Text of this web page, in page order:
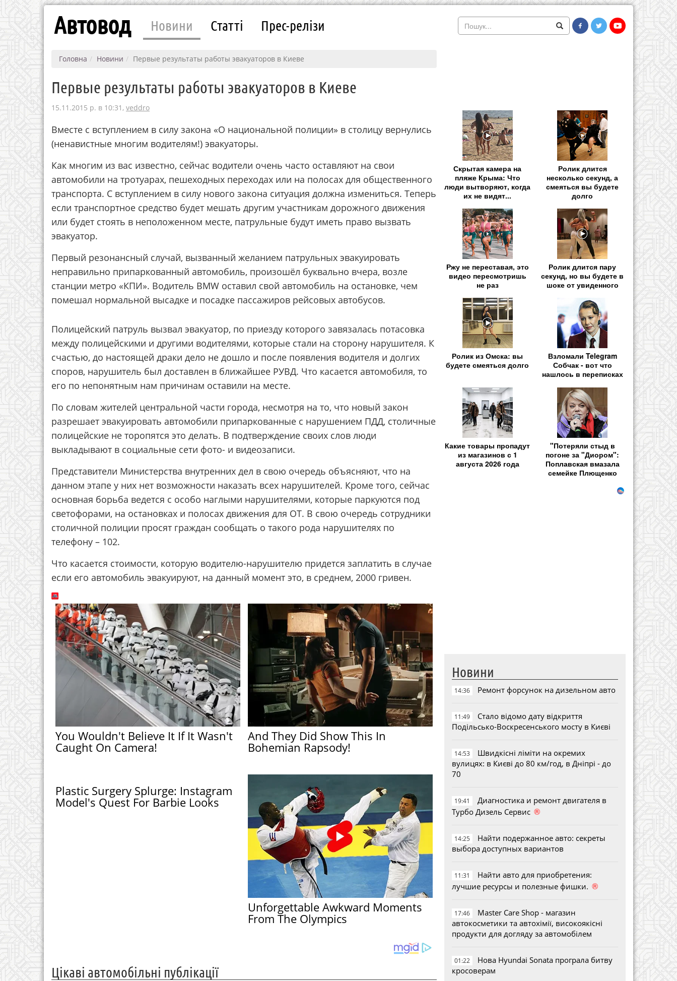
Автовод Новини Статті Прес-релізи
Головна Новини Первые результаты работы эвакуаторов в Киеве
Первые результаты работы эвакуаторов в Киеве
15.11.2015 р. в 10:31, veddro
Вместе с вступлением в силу закона «О национальной полиции» в столицу вернулись
(ненавистные многим водителям!) эвакуаторы.
Как многим из вас известно, сейчас водители очень часто оставляют на свои
автомобили на тротуарах, пешеходных переходах или на полосах для общественного
транспорта. С вступлением в силу нового закона ситуация должна измениться. Теперь
если транспортное средство будет мешать другим участникам дорожного движения
или будет стоять в неположенном месте, патрульные будут иметь право вызвать
эвакуатор.
Первый резонансный случай, вызванный желанием патрульных эвакуировать
неправильно припаркованный автомобиль, произошёл буквально вчера, возле
станции метро «КПИ». Водитель BMW оставил свой автомобиль на остановке, чем
помешал нормальной высадке и посадке пассажиров рейсовых автобусов.
Полицейский патруль вызвал эвакуатор, по приезду которого завязалась потасовка
между полицейскими и другими водителями, которые стали на сторону нарушителя. К
счастью, до настоящей драки дело не дошло и после появления водителя и долгих
споров, нарушитель был доставлен в ближайшее РУВД. Что касается автомобиля, то
его по непонятным нам причинам оставили на месте.
По словам жителей центральной части города, несмотря на то, что новый закон
разрешает эвакуировать автомобили припаркованные с нарушением ПДД, столичные
полицейские не торопятся это делать. В подтверждение своих слов люди
выкладывают в социальные сети фото- и видеозаписи.
Представители Министерства внутренних дел в свою очередь объясняют, что на
данном этапе у них нет возможности наказать всех нарушителей. Кроме того, сейчас
основная борьба ведется с особо наглыми нарушителями, которые паркуются под
светофорами, на остановках и полосах движения для ОТ. В свою очередь сотрудники
столичной полиции просят граждан сообщать о такого рода нарушителях по
телефону – 102.
Что касается стоимости, которую водителю-нарушителю придется заплатить в случае
если его автомобиль эвакуируют, на данный момент это, в среднем, 2000 гривен.
You Wouldn't Believe It If It Wasn't
Caught On Camera!
And They Did Show This In
Bohemian Rapsody!
Plastic Surgery Splurge: Instagram
Model's Quest For Barbie Looks
Unforgettable Awkward Moments
From The Olympics
Цікаві автомобільні публікації
Скрытая камера на
пляже Крыма: Что
люди вытворяют, когда
их не видят...
Ролик длится
несколько секунд, а
смеяться вы будете
долго
Ржу не переставая, это
видео пересмотришь
не раз
Ролик длится пару
секунд, но вы будете в
шоке от увиденного
Ролик из Омска: вы
будете смеяться долго
Взломали Telegram
Собчак - вот что
нашлось в переписках
Какие товары пропадут
из магазинов с 1
августа 2026 года
"Потеряли стыд в
погоне за "Диором":
Поплавская вмазала
семейке Плющенко
Новини
14:36 Ремонт форсунок на дизельном авто
11:49
Стало відомо дату відкриття
Подільсько-Воскресенського мосту в Києві
14:53
Швидкісні ліміти на окремих
вулицях: в Києві до 80 км/год, в Дніпрі - до
70
19:41
Диагностика и ремонт двигателя в
Турбо Дизель Сервис ®
14:25
Найти подержанное авто: секреты
выбора доступных вариантов
11:31
Найти авто для приобретения:
лучшие ресурсы и полезные фишки. ®
17:46
Master Care Shop - магазин
автокосметики та автохімії, високоякісні
продукти для догляду за автомобілем
01:22
Нова Hyundai Sonata програла битву
кросоверам